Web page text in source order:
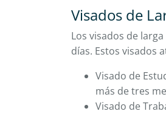
Visados de
Los visados de
días. Estos visados
Visado de
más de tres
Visado de